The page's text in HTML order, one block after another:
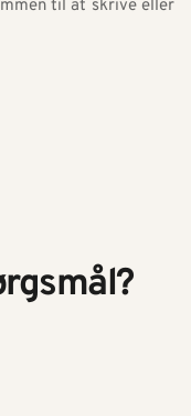
til at skrive eller